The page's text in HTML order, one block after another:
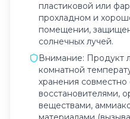
пластиковой или
прохладном и
помещении,
солнечных лучей.
Внимание: Продукт
комнатной
хранения совместно
восстановителями,
веществами,